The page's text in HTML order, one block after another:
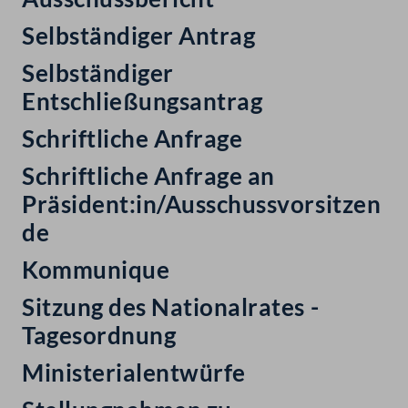
Selbständiger Antrag
Selbständiger
Entschließungsantrag
Schriftliche Anfrage
Schriftliche Anfrage an
Präsident:in/Ausschussvorsitzen
de
Kommunique
Sitzung des Nationalrates -
Tagesordnung
Ministerialentwürfe